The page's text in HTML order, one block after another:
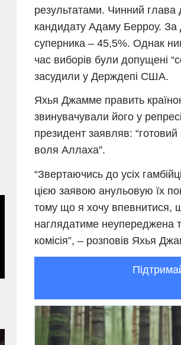
результатами. Чинний
кандидату Адаму Берроу. За
суперника – 45,5%. Однак
час виборів були допущені
засудили у Держдепі США.
Яхья Джамме править
звинувачували його у
президент заявляв:
воля Аллаха”.
“Звертаючись до усіх
цією заявою анульовую їх
тому що я хочу впевнитися,
наглядатиме неупереджена
комісія”, – розповів Яхья